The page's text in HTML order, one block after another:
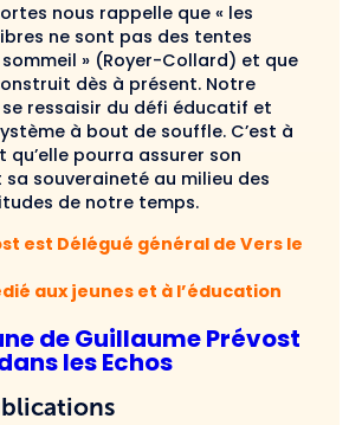
nous rappelle que « les
ne sont pas des tentes
» (Royer-Collard) et que
dès à présent. Notre
ressaisir du défi éducatif et
à bout de souffle. C’est à
qu’elle pourra assurer son
souveraineté au milieu des
de notre temps.
est Délégué général de Vers le
aux jeunes et à l’éducation
de Guillaume Prévost
les Echos